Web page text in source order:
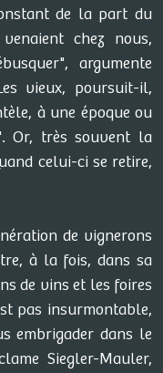
de la part du
chez nous,
argumente
vieux, poursuit-il,
à une époque ou
Or, très souvent la
celui-ci se retire,
de vignerons
à la fois, dans sa
de vins et les foires
pas insurmontable,
embrigader dans le
Siegler-Mauler,